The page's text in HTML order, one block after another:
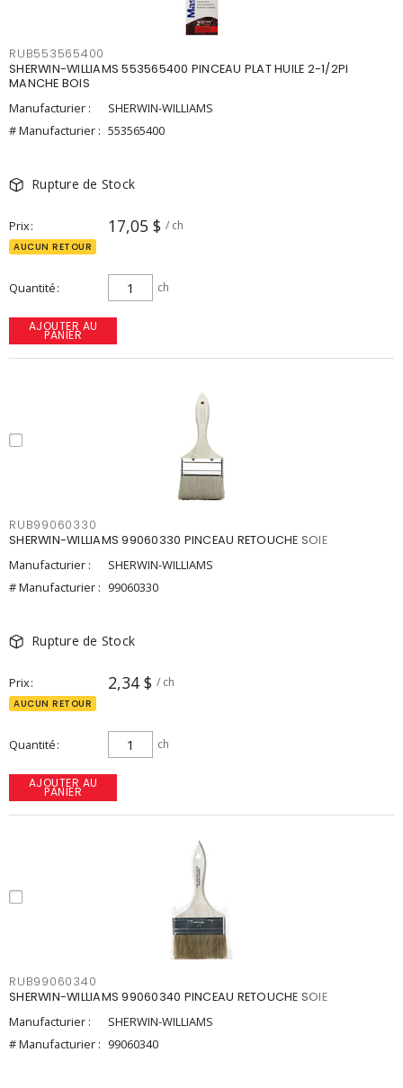
RUB553565400
SHERWIN-WILLIAMS 553565400 PINCEAU PLAT HUILE 2-1/2PI
MANCHE BOIS
Manufacturier :
SHERWIN-WILLIAMS
# Manufacturier : 553565400
Rupture de Stock
Prix 17,05 $ / ch
AUCUN RETOUR
Quantité ch
AJOUTER AU
PANIER
RUB99060330
SHERWIN-WILLIAMS 99060330 PINCEAU RETOUCHE SOIE
Manufacturier :
SHERWIN-WILLIAMS
# Manufacturier : 99060330
Rupture de Stock
Prix 2,34 $ / ch
AUCUN RETOUR
Quantité ch
AJOUTER AU
PANIER
RUB99060340
SHERWIN-WILLIAMS 99060340 PINCEAU RETOUCHE SOIE
Manufacturier :
SHERWIN-WILLIAMS
# Manufacturier : 99060340